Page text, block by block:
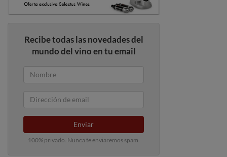
Recibe todas las novedades del
mundo del vino en tu email
Enviar
100% privado. Nunca te enviaremos spam.